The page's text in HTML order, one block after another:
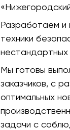
Разработаем и
техники
Мы готовы
заказчиков, с
оптимальных
задачи с